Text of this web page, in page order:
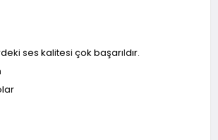
ses kalitesi çok başarıldır.